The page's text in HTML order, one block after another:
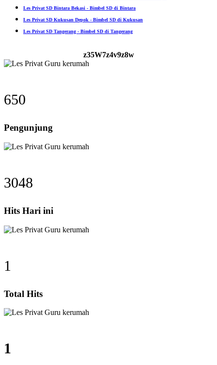
Les Privat SD Bintara Bekasi - Bimbel SD di Bintara
Les Privat SD Kukusan Depok - Bimbel SD di Kukusan
Les Privat SD Tangerang - Bimbel SD di Tangerang
z35W7z4v9z8w
650
Pengunjung
3048
Hits Hari ini
1
Total Hits
1